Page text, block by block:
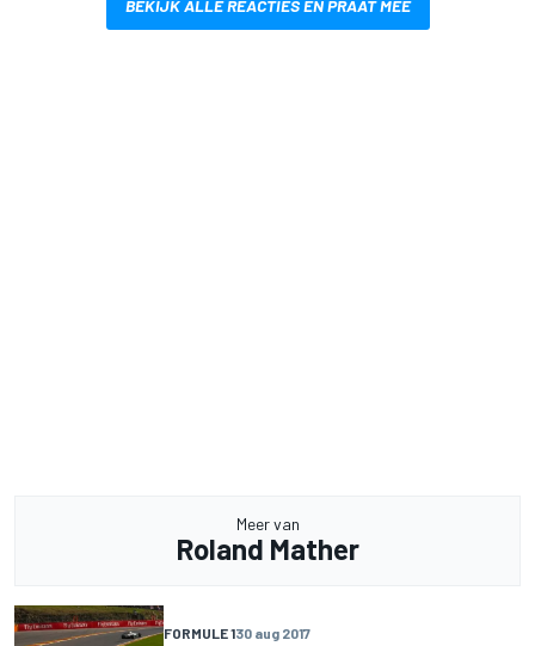
BEKIJK ALLE REACTIES EN PRAAT MEE
Meer van
Roland Mather
FORMULE 130 aug 2017